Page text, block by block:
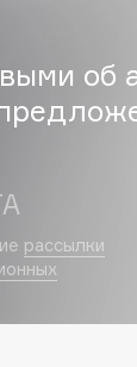
об
рассылки